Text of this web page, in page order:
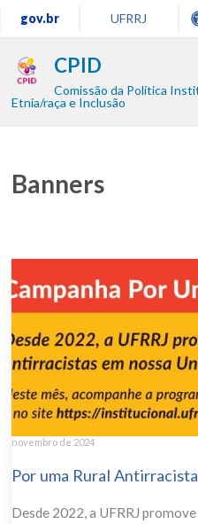
gov.br UFRRJ
CPID
Comissão da Política
Etnia/raça e Inclusão
Banners
novembro de 2024
Por uma Rural Antirracista
Desde 2022, a UFRRJ